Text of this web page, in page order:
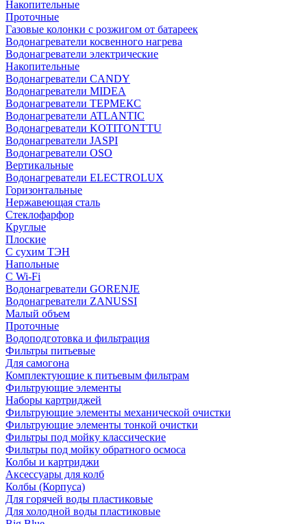
Накопительные
Проточные
Газовые колонки с розжигом от батареек
Водонагреватели косвенного нагрева
Водонагреватели электрические
Накопительные
Водонагреватели CANDY
Водонагреватели MIDEA
Водонагреватели ТЕРМЕКС
Водонагреватели ATLANTIC
Водонагреватели KOTITONTTU
Водонагреватели JASPI
Водонагреватели OSO
Вертикальные
Водонагреватели ELECTROLUX
Горизонтальные
Нержавеющая сталь
Стеклофарфор
Круглые
Плоские
С сухим ТЭН
Напольные
С Wi-Fi
Водонагреватели GORENJE
Водонагреватели ZANUSSI
Малый объем
Проточные
Водоподготовка и фильтрация
Фильтры питьевые
Для самогона
Комплектующие к питьевым фильтрам
Фильтрующие элементы
Наборы картриджей
Фильтрующие элементы механической очистки
Фильтрующие элементы тонкой очистки
Фильтры под мойку классические
Фильтры под мойку обратного осмоса
Колбы и картриджи
Аксессуары для колб
Колбы (Корпуса)
Для горячей воды пластиковые
Для холодной воды пластиковые